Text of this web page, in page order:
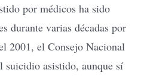
por médicos ha sido
durante varias décadas por
2001, el Consejo Nacional
asistido, aunque sí